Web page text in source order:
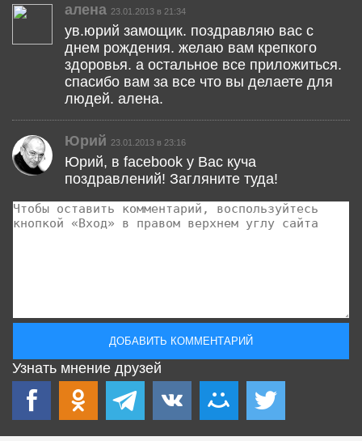
алена 23.01.2013 в 21:34
ув.юрий замощик. поздравляю вас с
днем рождения. желаю вам крепкого
здоровья. а остальное все приложиться.
спасибо вам за все что вы делаете для
людей. алена.
Юрий 23.01.2013 в 23:16
Юрий, в facebook у Вас куча
поздравлений! Загляните туда!
Узнать мнение друзей